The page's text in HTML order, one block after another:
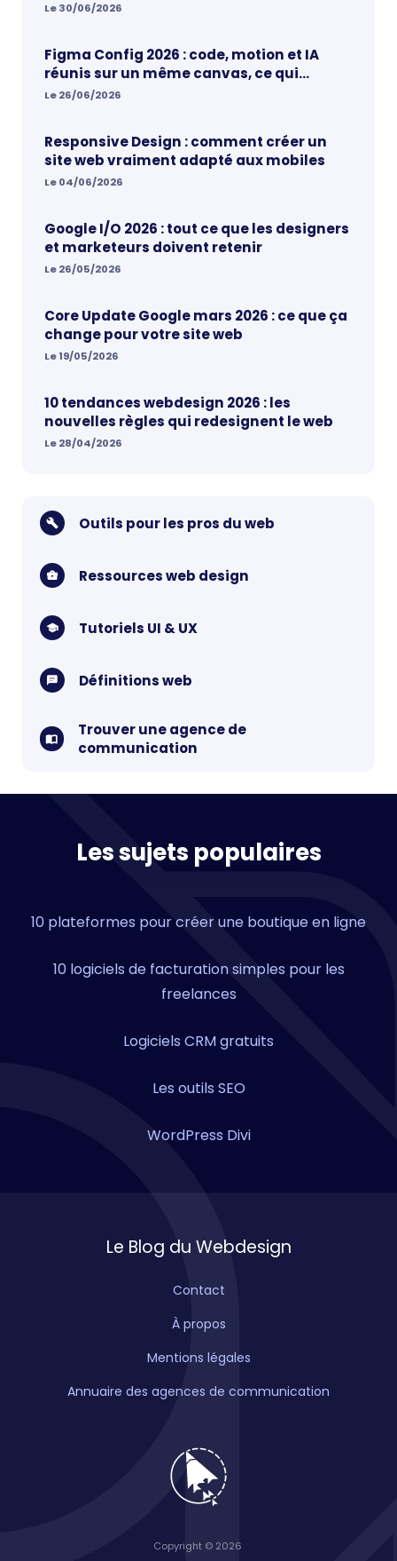
Le 30/06/2026
Figma Config 2026 : code, motion et IA
réunis sur un même canvas, ce qui
change vraiment pour les designers
Le 26/06/2026
Responsive Design : comment créer un
site web vraiment adapté aux mobiles
Le 04/06/2026
Google I/O 2026 : tout ce que les designers
et marketeurs doivent retenir
Le 26/05/2026
Core Update Google mars 2026 : ce que ça
change pour votre site web
Le 19/05/2026
10 tendances webdesign 2026 : les
nouvelles règles qui redesignent le web
Le 28/04/2026
Outils pour les pros du web
Ressources web design
Tutoriels UI & UX
Définitions web
Trouver une agence de
communication
Les sujets populaires
10 plateformes pour créer une boutique en ligne
10 logiciels de facturation simples pour les
freelances
Logiciels CRM gratuits
Les outils SEO
WordPress Divi
Le Blog du Webdesign
Contact
À propos
Mentions légales
Annuaire des agences de communication
Copyright © 2026